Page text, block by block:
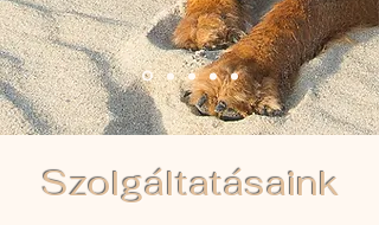
Szolgáltatásaink